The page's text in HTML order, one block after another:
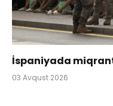
İspaniyada
03 Avqust 2026